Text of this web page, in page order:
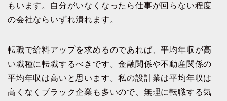
もいます。自分がいなくなったら仕事が回らない程度
の会社ならいずれ潰れます。
転職で給料アップを求めるのであれば、平均年収が高
い職種に転職するべきです。金融関係や不動産関係の
平均年収は高いと思います。私の設計業は平均年収は
高くなくブラック企業も多いので、無理に転職する気